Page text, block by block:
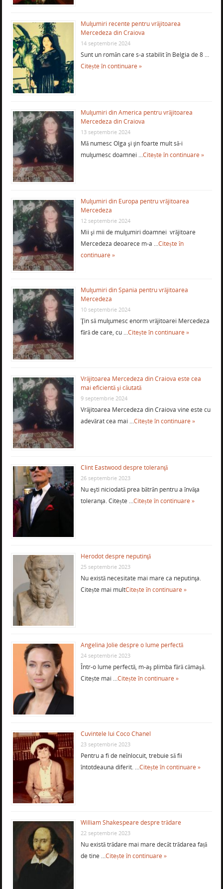
Mulţumiri recente pentru vrăjitoarea
Mercedeza din Craiova
14 septembrie 2024
Sunt un român care s-a stabilit în Belgia de 8 …
Citește în continuare »
Mulţumiri din America pentru vrăjitoarea
Mercedeza din Craiova
13 septembrie 2024
Mă numesc Olga şi ţin foarte mult să-i
mulţumesc doamnei …Citește în continuare »
Mulţumiri din Europa pentru vrăjitoarea
Mercedeza
12 septembrie 2024
Mii şi mii de mulţumiri doamnei vrăjitoare
Mercedeza deoarece m-a …Citește în
continuare »
Mulţumiri din Spania pentru vrăjitoarea
Mercedeza
10 septembrie 2024
Ţin să mulţumesc enorm vrăjitoarei Mercedeza
fără de care, cu …Citește în continuare »
Vrăjitoarea Mercedeza din Craiova este cea
mai eficientă şi căutată
9 septembrie 2024
Vrăjitoarea Mercedeza din Craiova vine este cu
adevărat cea mai …Citește în continuare »
Clint Eastwood despre toleranţă
26 septembrie 2023
Nu eşti niciodată prea bătrân pentru a învăţa
toleranţa. Citește …Citește în continuare »
Herodot despre neputinţă
25 septembrie 2023
Nu există necesitate mai mare ca neputinţa.
Citește mai multCitește în continuare »
Angelina Jolie despre o lume perfectă
24 septembrie 2023
Într-o lume perfectă, m-aş plimba fără cămaşă.
Citește mai …Citește în continuare »
Cuvintele lui Coco Chanel
23 septembrie 2023
Pentru a fi de neînlocuit, trebuie să fii
întotdeauna diferit. …Citește în continuare »
William Shakespeare despre trădare
22 septembrie 2023
Nu există trădare mai mare decât trădarea față
de tine …Citește în continuare »